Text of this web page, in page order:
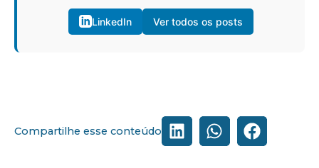
LinkedIn Ver todos os posts
Compartilhe esse conteúdo